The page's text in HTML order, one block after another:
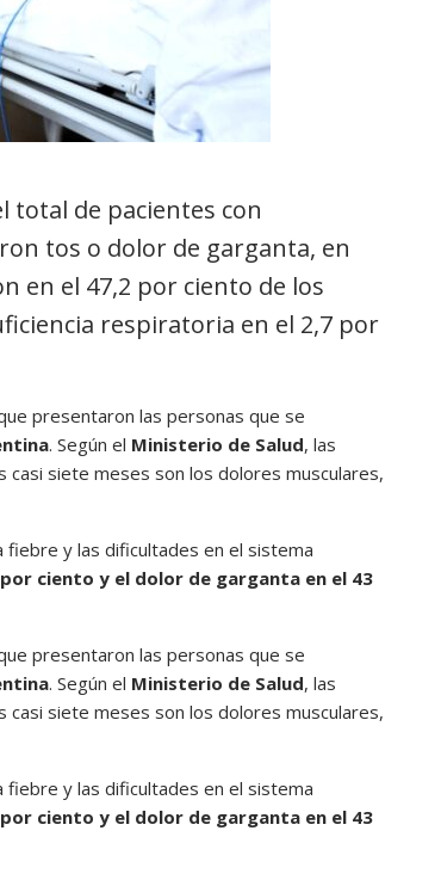
total de pacientes con
tos o dolor de garganta, en
en el 47,2 por ciento de los
respiratoria en el 2,7 por
presentaron las personas que se
. Según el Ministerio de Salud, las
siete meses son los dolores musculares,
y las dificultades en el sistema
ciento y el dolor de garganta en el 43
presentaron las personas que se
. Según el Ministerio de Salud, las
siete meses son los dolores musculares,
y las dificultades en el sistema
ciento y el dolor de garganta en el 43